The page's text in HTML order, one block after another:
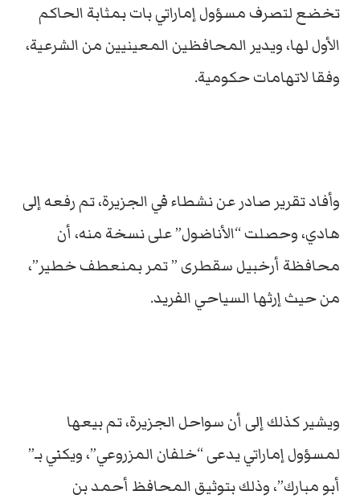
تخضع لتصرف مسؤول إماراتي بات بمثابة الحاكم
الأول لها، ويدير المحافظين المعينيين من الشرعية،
وفقا لاتهامات حكومية.
وأفاد تقرير صادر عن نشطاء في الجزيرة، تم رفعه إلى
هادي، وحصلت “الأناضول” على نسخة منه، أن
محافظة أرخبيل سقطرى ” تمر بمنعطف خطير”،
من حيث إرثها السياحي الفريد.
ويشير كذلك إلى أن سواحل الجزيرة، تم بيعها
لمسؤول إماراتي يدعى “خلفان المزروعي”، ويكني بـ”
أبو مبارك”، وذلك بتوثيق المحافظ أحمد بن